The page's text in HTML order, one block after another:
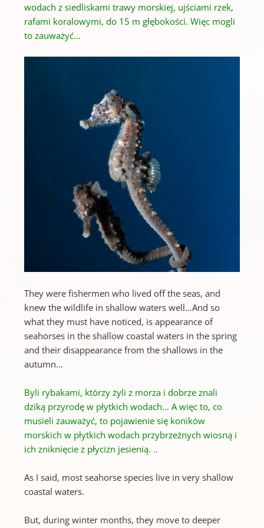
wodach z siedliskami trawy morskiej, ujściami rzek,
rafami koralowymi, do 15 m głębokości. Więc mogli
to zauważyć…
They were fishermen who lived off the seas, and
knew the wildlife in shallow waters well…And so
what they must have noticed, is appearance of
seahorses in the shallow coastal waters in the spring
and their disappearance from the shallows in the
autumn…
Byli rybakami, którzy żyli z morza i dobrze znali
dziką przyrodę w płytkich wodach… A więc to, co
musieli zauważyć, to pojawienie się koników
morskich w płytkich wodach przybrzeżnych wiosną i
ich zniknięcie z płycizn jesienią. ..
As I said, most seahorse species live in very shallow
coastal waters.
But, during winter months, they move to deeper